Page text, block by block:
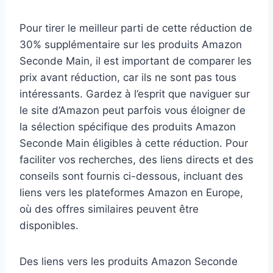
Pour tirer le meilleur parti de cette réduction de
30% supplémentaire sur les produits Amazon
Seconde Main, il est important de comparer les
prix avant réduction, car ils ne sont pas tous
intéressants. Gardez à l’esprit que naviguer sur
le site d’Amazon peut parfois vous éloigner de
la sélection spécifique des produits Amazon
Seconde Main éligibles à cette réduction. Pour
faciliter vos recherches, des liens directs et des
conseils sont fournis ci-dessous, incluant des
liens vers les plateformes Amazon en Europe,
où des offres similaires peuvent être
disponibles.
Des liens vers les produits Amazon Seconde